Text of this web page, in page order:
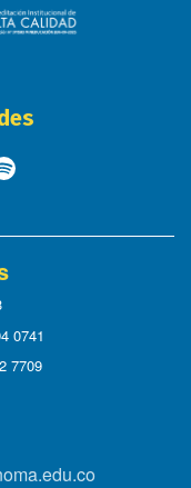
0741
7709